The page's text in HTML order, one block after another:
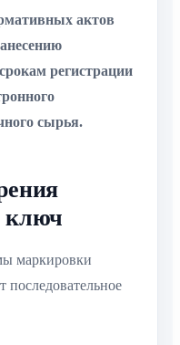
актов
регистрации
сырья.
ключ
маркировки
последовательное